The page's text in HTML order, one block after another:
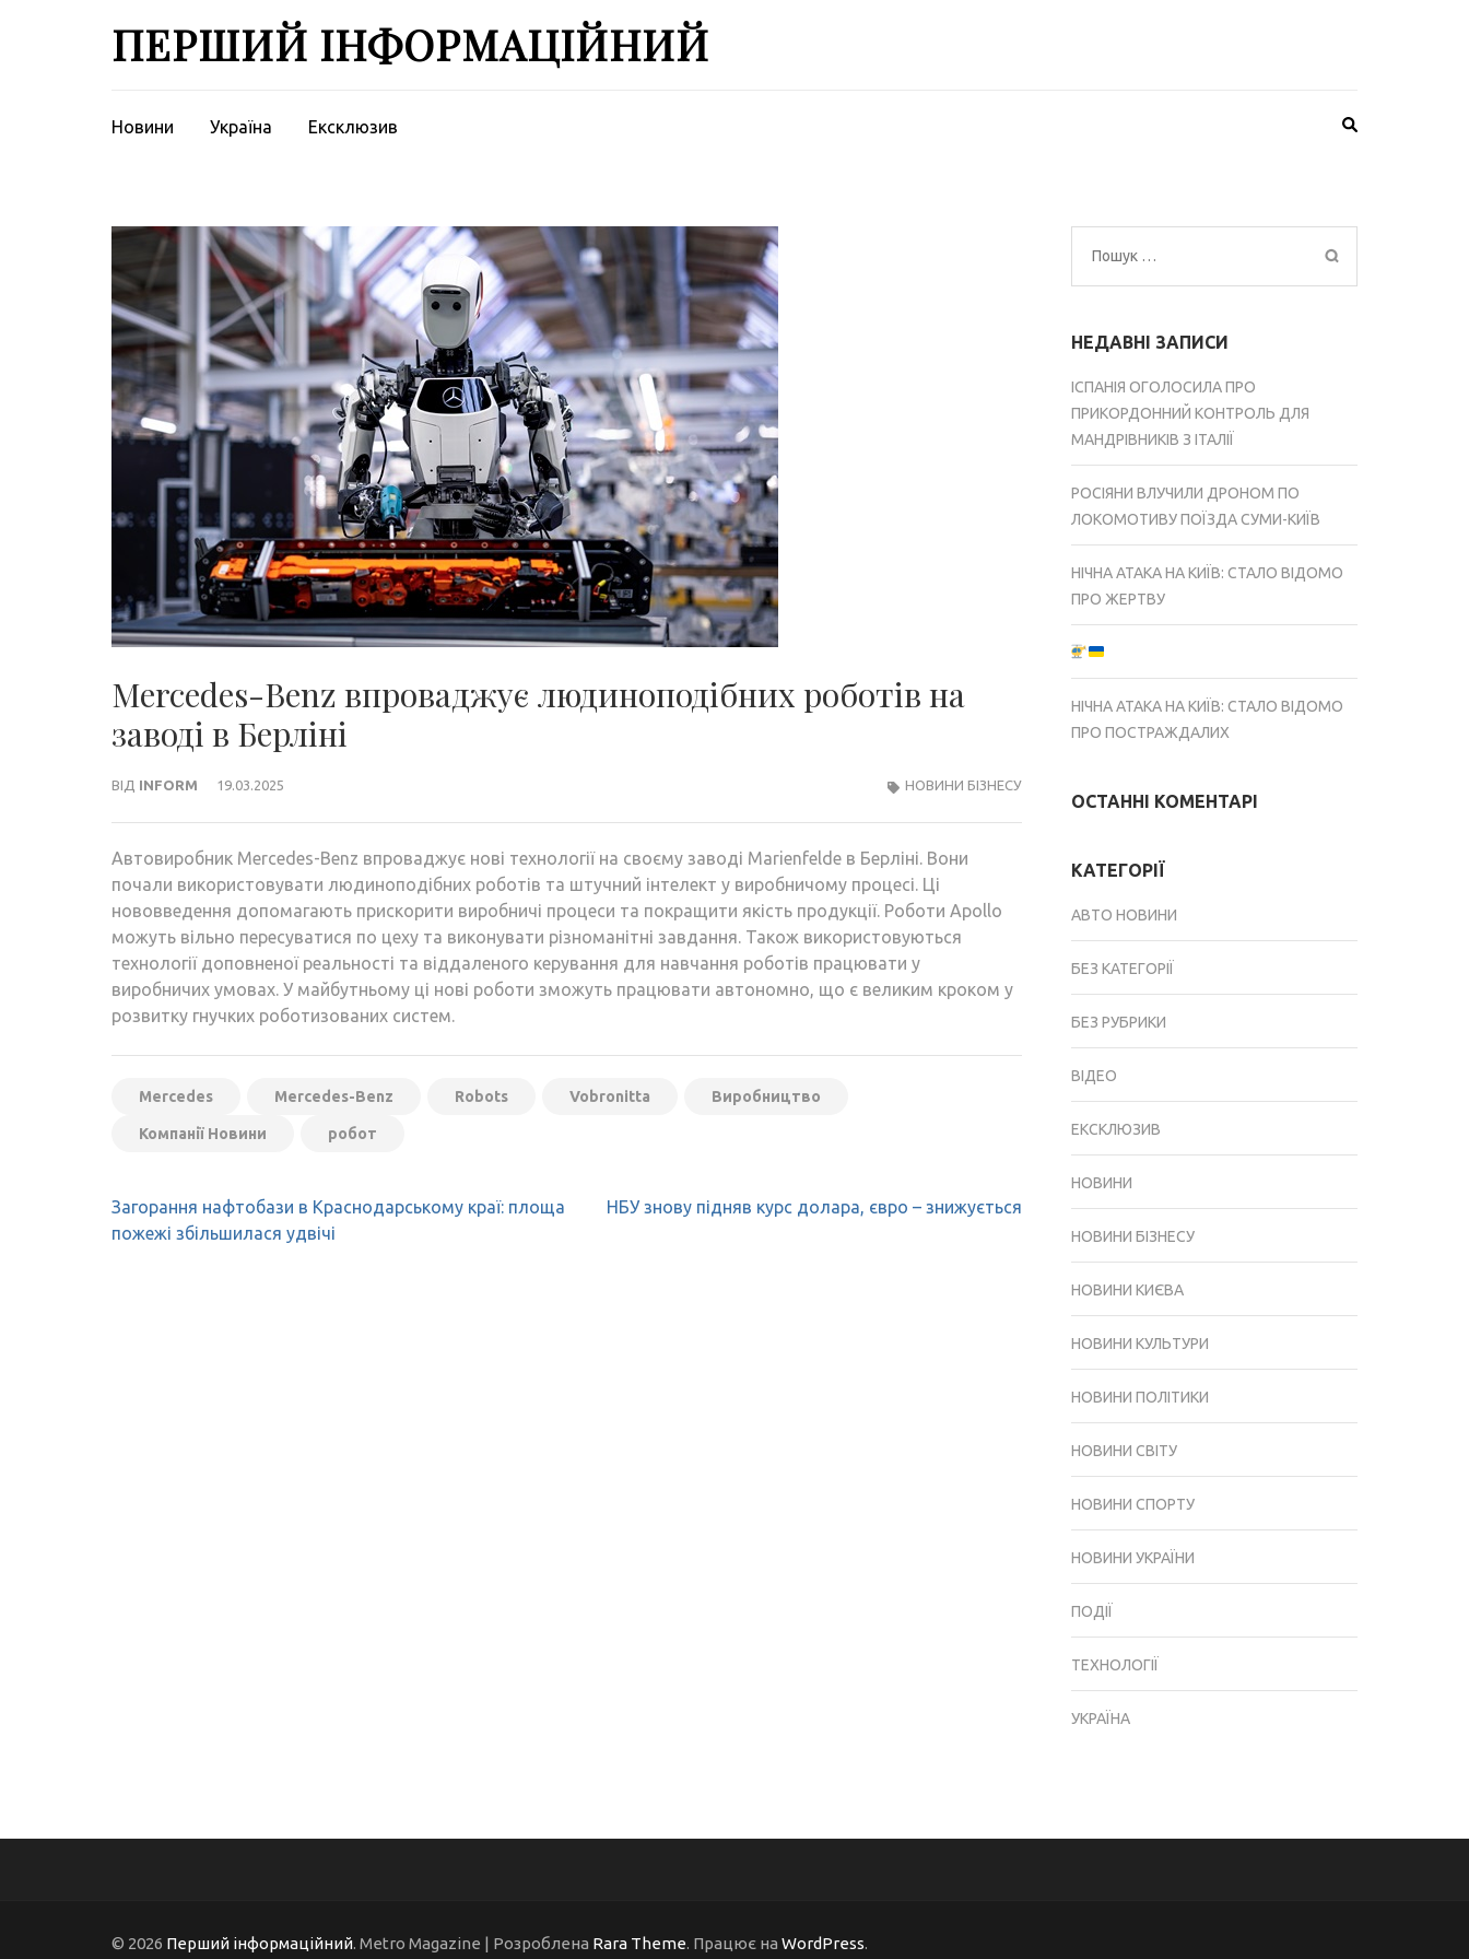
ПЕРШИЙ ІНФОРМАЦІЙНИЙ
Новини Україна Ексклюзив
Mercedes-Benz впроваджує людиноподібних роботів на
заводі в Берліні
ВІД INFORM 19.03.2025 НОВИНИ БІЗНЕСУ
Автовиробник Mercedes-Benz впроваджує нові технології на своєму заводі Marienfelde в Берліні. Вони
почали використовувати людиноподібних роботів та штучний інтелект у виробничому процесі. Ці
нововведення допомагають прискорити виробничі процеси та покращити якість продукції. Роботи Apollo
можуть вільно пересуватися по цеху та виконувати різноманітні завдання. Також використовуються
технології доповненої реальності та віддаленого керування для навчання роботів працювати у
виробничих умовах. У майбутньому ці нові роботи зможуть працювати автономно, що є великим кроком у
розвитку гнучких роботизованих систем.
Mercedes Mercedes-Benz Robots Vobronitta Виробництво
Компанії Новини робот
Навігація
записів
Загорання нафтобази в Краснодарському краї: площа
пожежі збільшилася удвічі
НБУ знову підняв курс долара, євро – знижується
Пошук:
НЕДАВНІ ЗАПИСИ
ІСПАНІЯ ОГОЛОСИЛА ПРО
ПРИКОРДОННИЙ КОНТРОЛЬ ДЛЯ
МАНДРІВНИКІВ З ІТАЛІЇ
РОСІЯНИ ВЛУЧИЛИ ДРОНОМ ПО
ЛОКОМОТИВУ ПОЇЗДА СУМИ-КИЇВ
НІЧНА АТАКА НА КИЇВ: СТАЛО ВІДОМО
ПРО ЖЕРТВУ
НІЧНА АТАКА НА КИЇВ: СТАЛО ВІДОМО
ПРО ПОСТРАЖДАЛИХ
ОСТАННІ КОМЕНТАРІ
КАТЕГОРІЇ
АВТО НОВИНИ
БЕЗ КАТЕГОРІЇ
БЕЗ РУБРИКИ
ВІДЕО
ЕКСКЛЮЗИВ
НОВИНИ
НОВИНИ БІЗНЕСУ
НОВИНИ КИЄВА
НОВИНИ КУЛЬТУРИ
НОВИНИ ПОЛІТИКИ
НОВИНИ СВІТУ
НОВИНИ СПОРТУ
НОВИНИ УКРАЇНИ
ПОДІЇ
ТЕХНОЛОГІЇ
УКРАЇНА
© 2026 Перший інформаційний. Metro Magazine | Розроблена Rara Theme. Працює на WordPress.